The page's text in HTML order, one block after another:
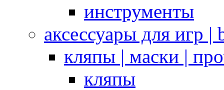
инструменты
аксессуары для игр |
кляпы | маски |
кляпы